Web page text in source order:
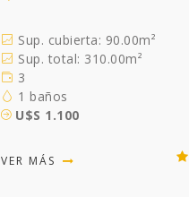
Sup. cubierta: 90.00m²
Sup. total: 310.00m²
3
1 baños
U$S 1.100
VER MÁS